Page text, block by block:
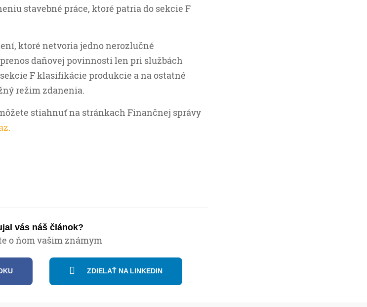
stavebné práce, ktoré patria do sekcie F
ktoré netvoria jedno nerozlučné
daňovej povinnosti len pri službách
F klasifikácie produkcie a na ostatné
režim zdanenia.
stiahnuť na stránkach Finančnej správy
vás náš článok?
o ňom vašim známym
ZDIELAŤ NA LINKEDIN